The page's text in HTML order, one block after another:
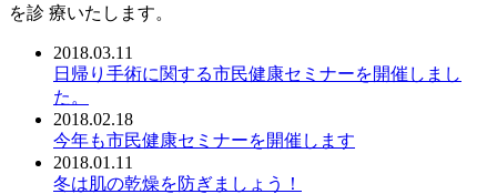
を診 療いたします。
2018.03.11
日帰り手術に関する市民健康セミナーを開催しまし
た。
2018.02.18
今年も市民健康セミナーを開催します
2018.01.11
冬は肌の乾燥を防ぎましょう！